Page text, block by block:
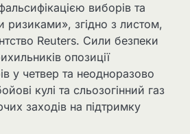
виборів та
ризиками», згідно з листом,
Reuters. Сили безпеки
опозиції
у четвер та неодноразово
кулі та сльозогінний газ
заходів на підтримку